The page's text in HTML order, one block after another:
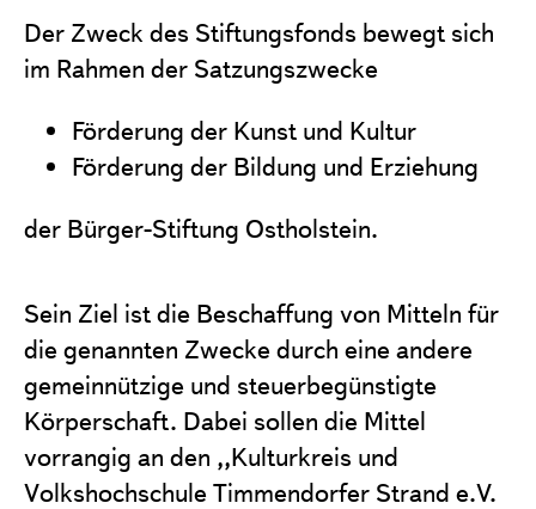
Förderantrag stellen
Jahresberichte
Der Zweck des Stiftungsfonds bewegt sich
im Rahmen der Satzungszwecke
Förderung der Kunst und Kultur
Förderung der Bildung und Erziehung
der Bürger-Stiftung Ostholstein.
Sein Ziel ist die Beschaffung von Mitteln für
die genannten Zwecke durch eine andere
gemeinnützige und steuerbegünstigte
Körperschaft. Dabei sollen die Mittel
vorrangig an den ,,Kulturkreis und
Volkshochschule Timmendorfer Strand e.V.